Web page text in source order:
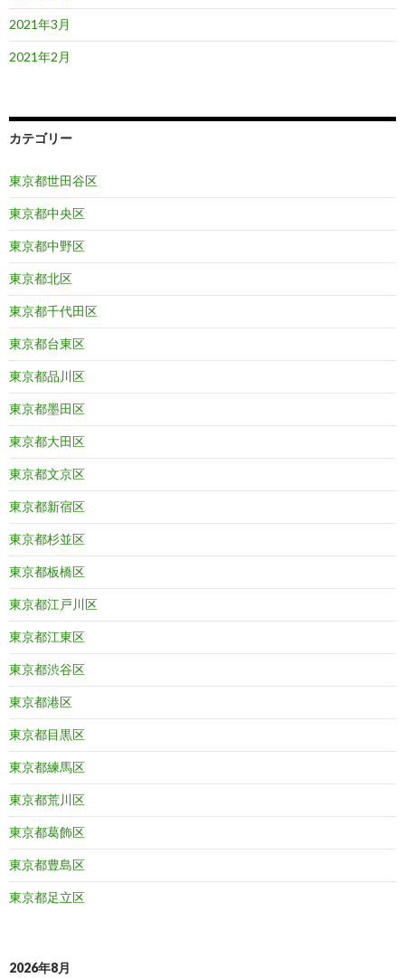
2021年3月
2021年2月
カテゴリー
東京都世田谷区
東京都中央区
東京都中野区
東京都北区
東京都千代田区
東京都台東区
東京都品川区
東京都墨田区
東京都大田区
東京都文京区
東京都新宿区
東京都杉並区
東京都板橋区
東京都江戸川区
東京都江東区
東京都渋谷区
東京都港区
東京都目黒区
東京都練馬区
東京都荒川区
東京都葛飾区
東京都豊島区
東京都足立区
2026年8月